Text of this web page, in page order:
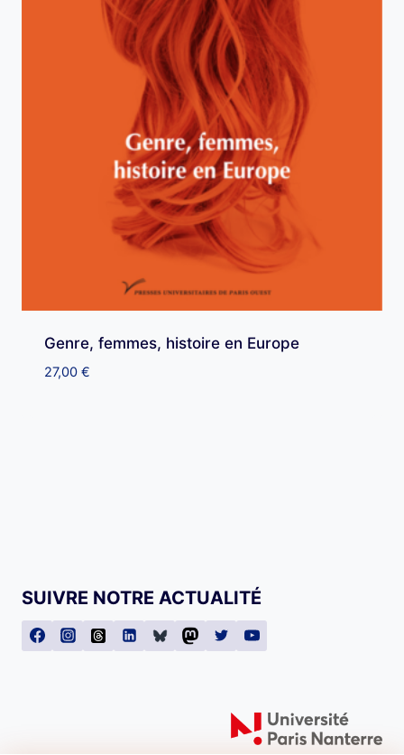
Genre, femmes, histoire en Europe
27,00 €
SUIVRE NOTRE ACTUALITÉ